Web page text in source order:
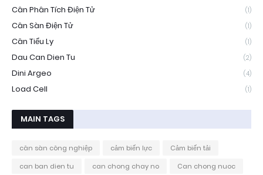
Cân Phân Tích Điện Tử (1)
Cân Sàn Điện Tử (1)
Cân Tiểu Ly (1)
Dau Can Dien Tu (2)
Dini Argeo (4)
Load Cell (1)
MAIN TAGS
cân sàn công nghiệp cảm biến lực
Cảm biến tải
can ban dien tu
can chong chay no
Can chong nuoc